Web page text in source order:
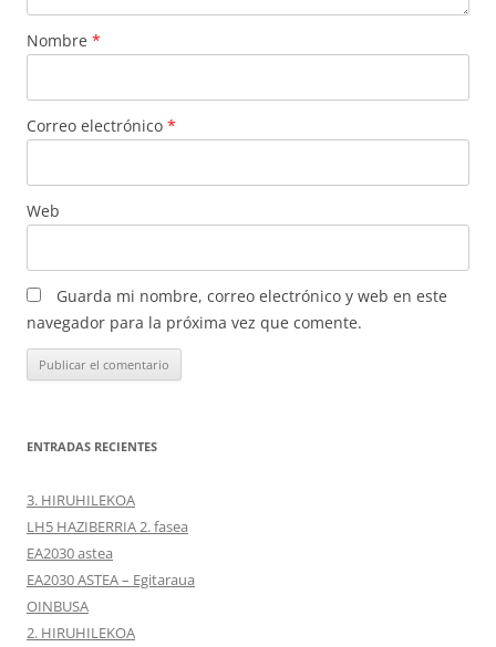
Nombre *
Correo electrónico *
Web
Guarda mi nombre, correo electrónico y web en este
navegador para la próxima vez que comente.
ENTRADAS RECIENTES
3. HIRUHILEKOA
LH5 HAZIBERRIA 2. fasea
EA2030 astea
EA2030 ASTEA – Egitaraua
OINBUSA
2. HIRUHILEKOA